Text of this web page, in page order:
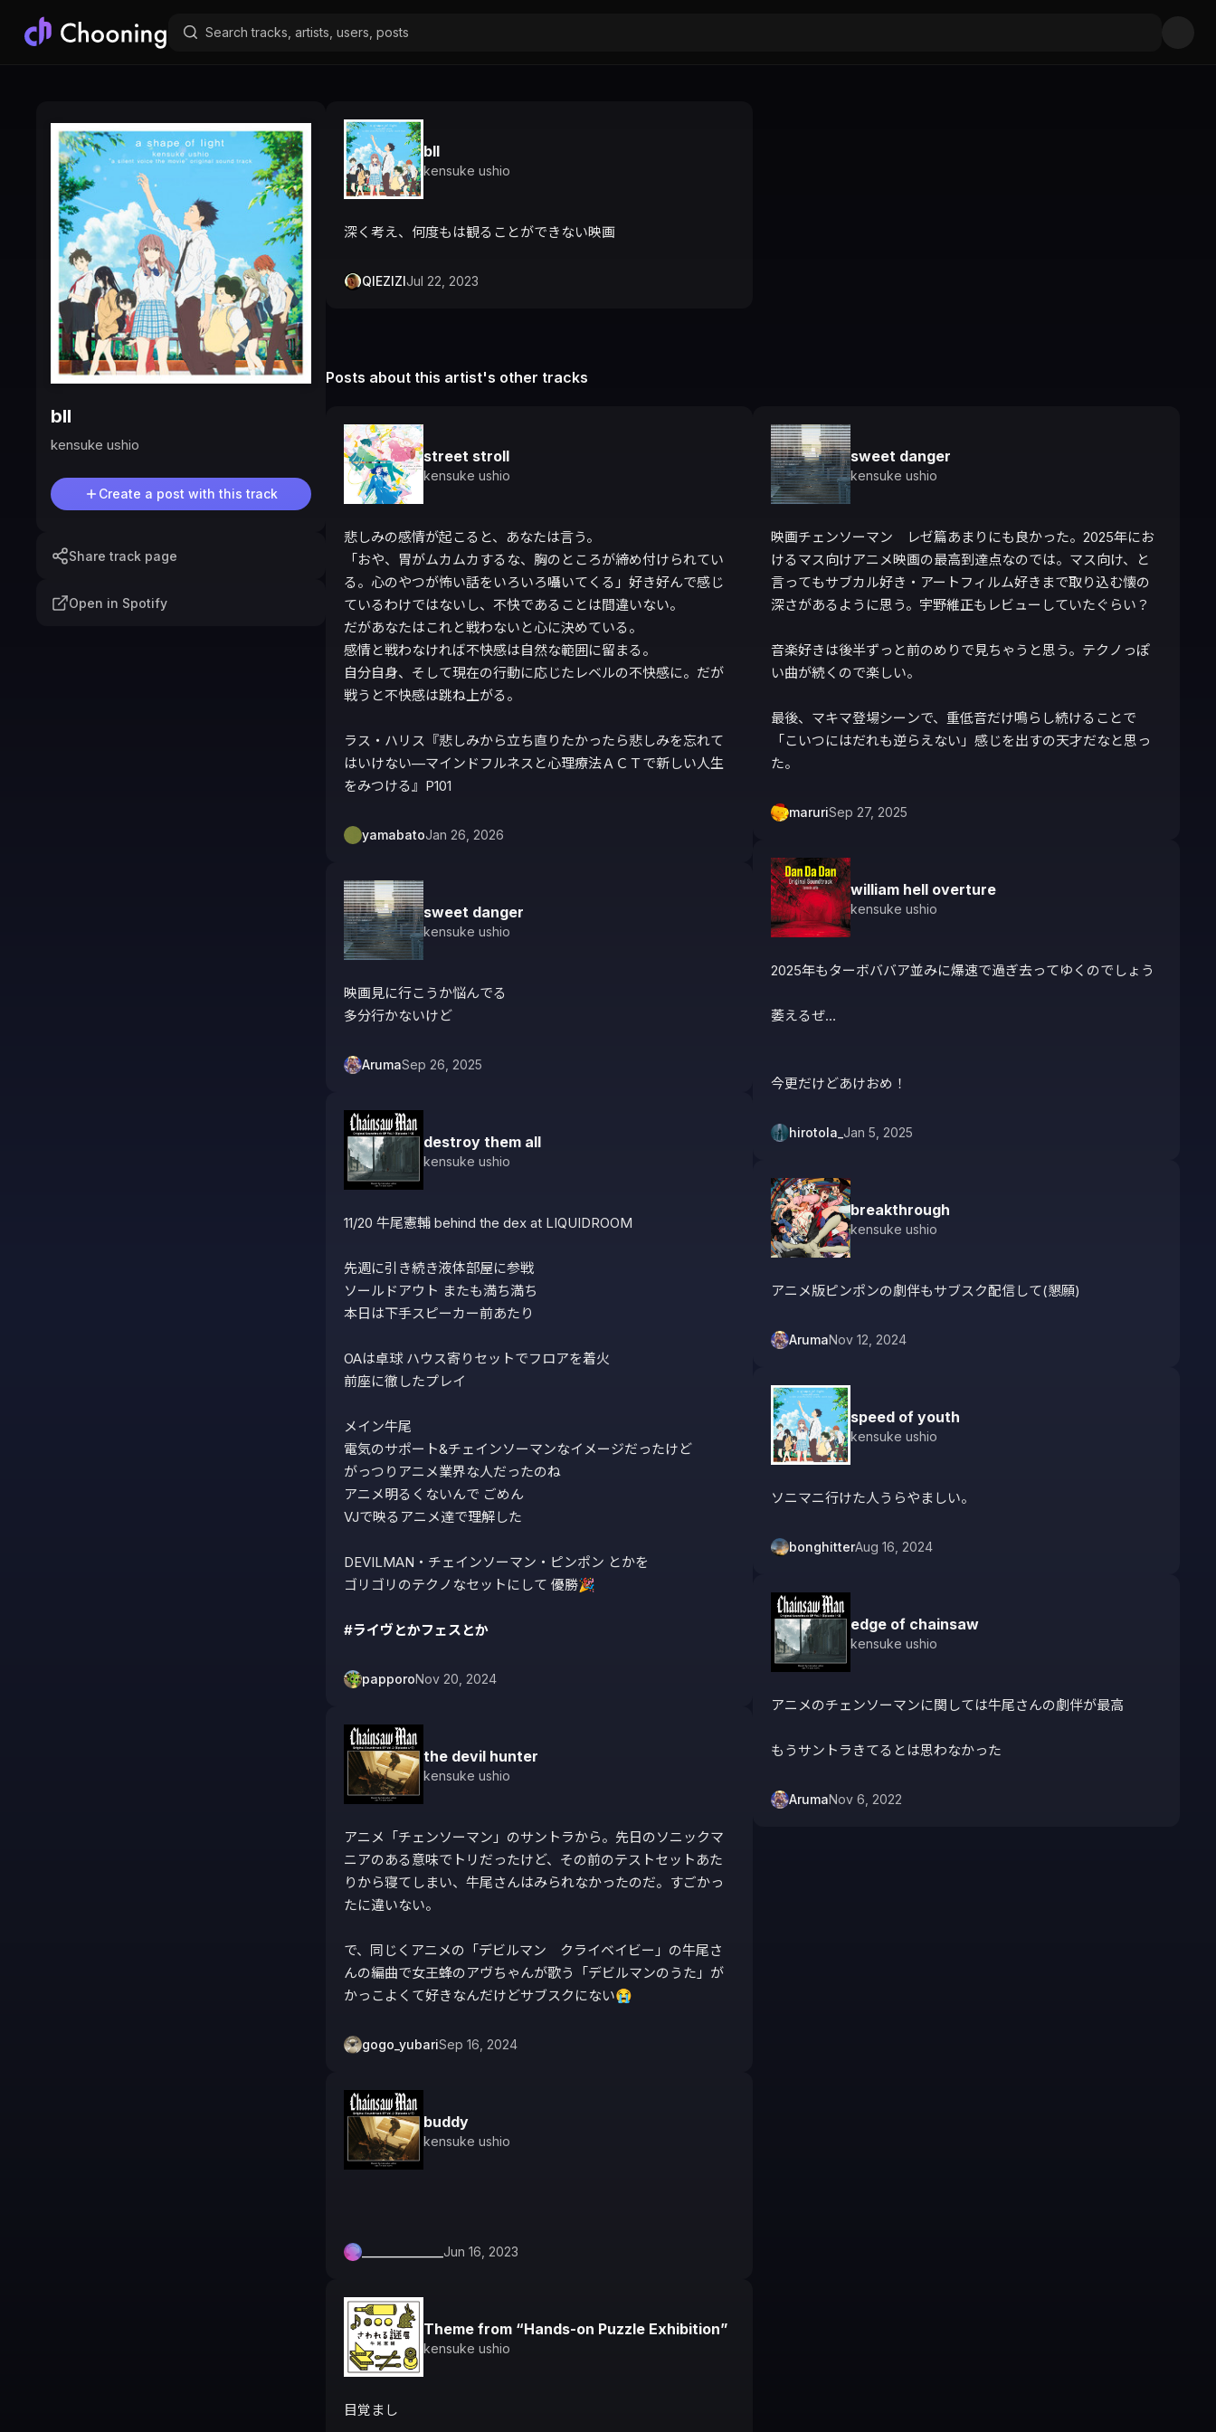
bll
kensuke ushio
Create a post with this track
Share track page
Open in Spotify
bll
kensuke ushio
深く考え、何度もは観ることができない映画
QIEZIZIJul 22, 2023
Posts about this artist's other tracks
street stroll
kensuke ushio
悲しみの感情が起こると、あなたは言う。
「おや、胃がムカムカするな、胸のところが締め付けられてい
る。心のやつが怖い話をいろいろ囁いてくる」好き好んで感じ
ているわけではないし、不快であることは間違いない。
だがあなたはこれと戦わないと心に決めている。
感情と戦わなければ不快感は自然な範囲に留まる。
自分自身、そして現在の行動に応じたレベルの不快感に。だが
戦うと不快感は跳ね上がる。
ラス・ハリス『悲しみから立ち直りたかったら悲しみを忘れて
はいけない—マインドフルネスと心理療法ＡＣＴで新しい人生
をみつける』P101
yamabatoJan 26, 2026
sweet danger
kensuke ushio
映画見に行こうか悩んでる
多分行かないけど
ArumaSep 26, 2025
destroy them all
kensuke ushio
11/20 牛尾憲輔 behind the dex at LIQUIDROOM
先週に引き続き液体部屋に参戦
ソールドアウト またも満ち満ち
本日は下手スピーカー前あたり
OAは卓球 ハウス寄りセットでフロアを着火
前座に徹したプレイ
メイン牛尾
電気のサポート&チェインソーマンなイメージだったけど
がっつりアニメ業界な人だったのね
アニメ明るくないんで ごめん
VJで映るアニメ達で理解した
DEVILMAN・チェインソーマン・ピンポン とかを
ゴリゴリのテクノなセットにして 優勝🎉
#ライヴとかフェスとか
papporoNov 20, 2024
the devil hunter
kensuke ushio
アニメ「チェンソーマン」のサントラから。先日のソニックマ
ニアのある意味でトリだったけど、その前のテストセットあた
りから寝てしまい、牛尾さんはみられなかったのだ。すごかっ
たに違いない。
で、同じくアニメの「デビルマン　クライベイビー」の牛尾さ
んの編曲で女王蜂のアヴちゃんが歌う「デビルマンのうた」が
かっこよくて好きなんだけどサブスクにない😭
gogo_yubariSep 16, 2024
buddy
kensuke ushio
Jun 16, 2023
Theme from “Hands-on Puzzle Exhibition”
kensuke ushio
目覚まし
sweet danger
kensuke ushio
映画チェンソーマン　レゼ篇あまりにも良かった。2025年にお
けるマス向けアニメ映画の最高到達点なのでは。マス向け、と
言ってもサブカル好き・アートフィルム好きまで取り込む懐の
深さがあるように思う。宇野維正もレビューしていたぐらい？
音楽好きは後半ずっと前のめりで見ちゃうと思う。テクノっぽ
い曲が続くので楽しい。
最後、マキマ登場シーンで、重低音だけ鳴らし続けることで
「こいつにはだれも逆らえない」感じを出すの天才だなと思っ
た。
maruriSep 27, 2025
william hell overture
kensuke ushio
2025年もターボババア並みに爆速で過ぎ去ってゆくのでしょう
萎えるぜ…
今更だけどあけおめ！
hirotola_ Jan 5, 2025
breakthrough
kensuke ushio
アニメ版ピンポンの劇伴もサブスク配信して(懇願)
ArumaNov 12, 2024
speed of youth
kensuke ushio
ソニマニ行けた人うらやましい。
bonghitterAug 16, 2024
edge of chainsaw
kensuke ushio
アニメのチェンソーマンに関しては牛尾さんの劇伴が最高
もうサントラきてるとは思わなかった
ArumaNov 6, 2022